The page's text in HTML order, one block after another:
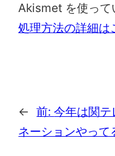
Akismet を使って
処理方法の詳細は
← 前:今年は関テ
ネーションやって